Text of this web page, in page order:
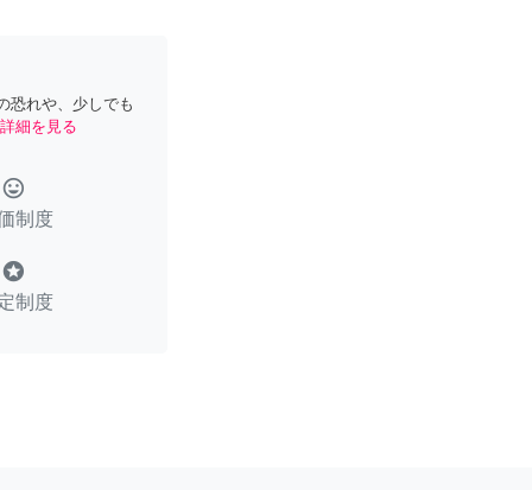
恐れや、少しでも
詳細を見る
tag_faces
制度
stars
制度